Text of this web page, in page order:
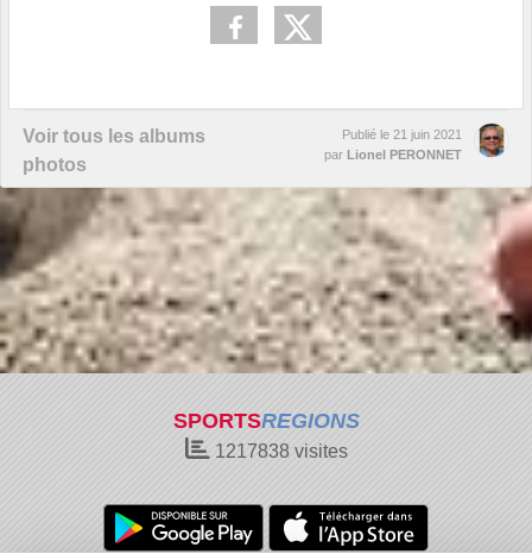
Voir tous les albums
photos
Publié le 21 juin 2021
par Lionel PERONNET
SPORTSREGIONS
1217838 visites